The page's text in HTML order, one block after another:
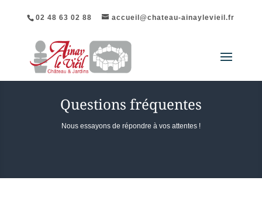
02 48 63 02 88 accueil@chateau-ainaylevieil.fr
Questions fréquentes
Nous essayons de répondre à vos attentes !